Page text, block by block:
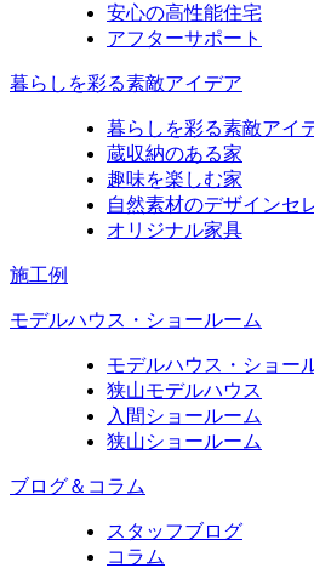
安心の高性能住宅
アフターサポート
暮らしを彩る素敵アイデア
暮らしを彩る素敵アイ
蔵収納のある家
趣味を楽しむ家
自然素材のデザインセ
オリジナル家具
施工例
モデルハウス・ショールーム
モデルハウス・ショー
狭山モデルハウス
入間ショールーム
狭山ショールーム
ブログ＆コラム
スタッフブログ
コラム